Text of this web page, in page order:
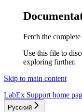
Fetch the
Use this file to
exploring further.
Skip to main content
LabEx Support home
Русский